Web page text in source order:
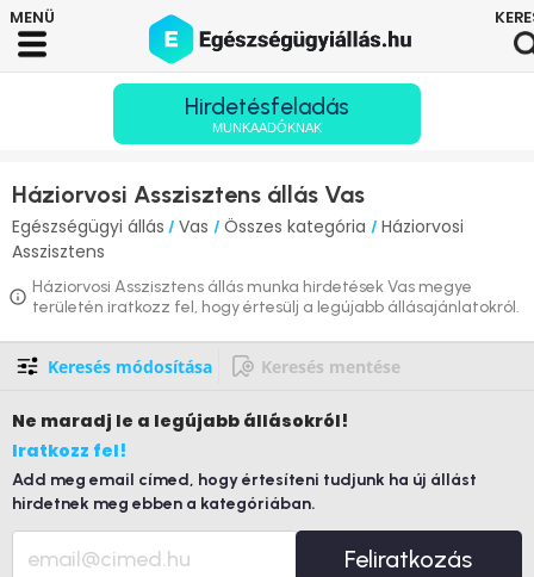
Hirdetésfeladás
MUNKAADÓKNAK
Háziorvosi Asszisztens állás Vas
Egészségügyi állás / Vas / Összes kategória / Háziorvosi
Asszisztens
Háziorvosi Asszisztens állás munka hirdetések Vas megye
területén iratkozz fel, hogy értesülj a legújabb állásajánlatokról.
Keresés módosítása Keresés mentése
Ne maradj le a legújabb állásokról!
Iratkozz fel!
Add meg email címed, hogy értesíteni tudjunk ha új állást
hirdetnek meg ebben a kategóriában.
Feliratkozás